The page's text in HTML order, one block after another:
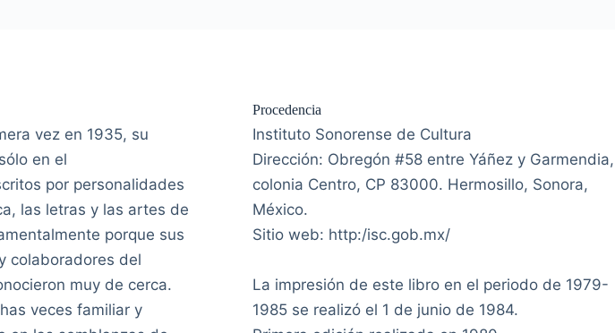
vez en 1935, su
en el
por personalidades
las letras y las artes de
porque sus
colaboradores del
muy de cerca.
veces familiar y
Procedencia
Instituto Sonorense de Cultura
Dirección: Obregón #58 entre Yáñez y Garmendia,
colonia Centro, CP 83000. Hermosillo, Sonora,
México.
Sitio web: http:/isc.gob.mx/
La impresión de este libro en el periodo de 1979-
1985 se realizó el 1 de junio de 1984.